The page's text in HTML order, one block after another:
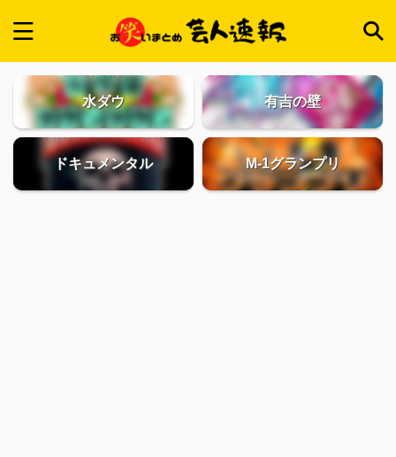
水ダウ 有吉の壁
ドキュメンタル M-1グランプリ